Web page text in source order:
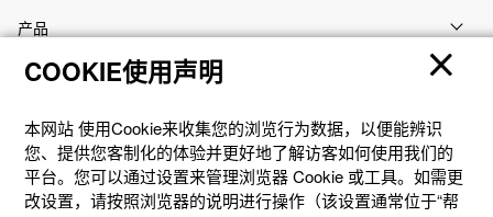
产品
资讯
COOKIE使用声明
本网站 使⽤Cookie来收集您的浏览⾏为数据，以便能辨识
您、提供您客制化的体验并更好地了解访客如何使⽤我们的
平台。您可以通过设置来管理浏览器 Cookie 或⼯具。如需更
改设置，请按照浏览器的说明进⾏操作（该设置通常位于“帮